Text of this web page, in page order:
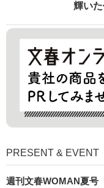
輝いた
PRESENT & EVENT
週刊文春WOMAN夏号